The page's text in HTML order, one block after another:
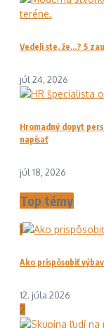
Vedeli ste, že…? 5
júl 24, 2026
Hromadný dopyt
napísať
júl 18, 2026
Top témy
1
Ako prispôsobiť
12. júla 2026
2